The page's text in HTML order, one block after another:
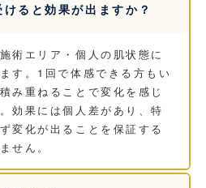
ると効果が出ますか？
術エリア・個人の肌状態に
す。1回で体感できる方もい
み重ねることで変化を感じ
効果には個人差があり、特
変化が出ることを保証する
せん。